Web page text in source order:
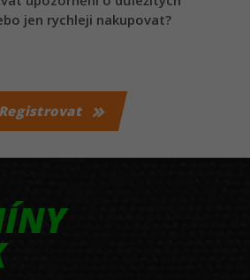
jen rychleji nakupovat?
Registrovat